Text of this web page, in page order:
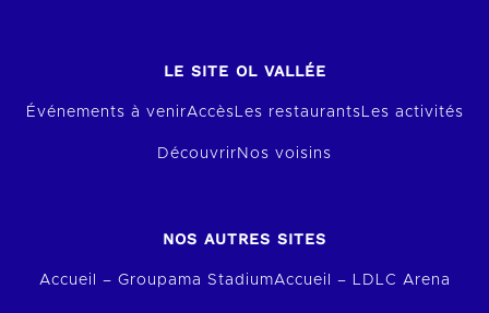
LE SITE OL VALLÉE
Événements à venirAccèsLes restaurantsLes activités
Découvrir Nos voisins
NOS AUTRES SITES
Accueil – Groupama StadiumAccueil – LDLC Arena